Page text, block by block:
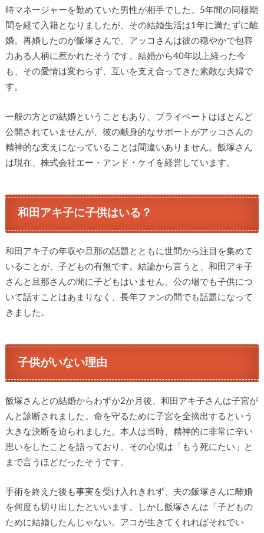
時マネージャーを勤めていた男性が相手でした。5年間の同棲期
間を経て入籍となりましたが、その結婚生活は1年に満たずに離
婚。再婚したのが飯塚さんで、アッコさんは彼の穏やかで包容
力ある人柄に惹かれたそうです。結婚から40年以上経った今
も、その愛情は変わらず、互いを支え合ってきた素敵な夫婦で
す。
一般の方との結婚ということもあり、プライベートはほとんど
公開されていませんが、彼の献身的なサポートがアッコさんの
精神的な支えになっていることは間違いありません。飯塚さん
は現在、株式会社エー・アンド・ケイを経営しています。
和田アキ子に子供はいる？
和田アキ子の年収や旦那の話題とともに世間から注目を集めて
いることが、子どもの有無です。結論から言うと、和田アキ子
さんと旦那さんの間に子どもはいません。公の場でも子供につ
いて話すことはあまりなく、長年ファンの間でも話題になって
きました。
子供がいない理由
飯塚さんとの結婚からわずか2か月後、和田アキ子さんは子宮が
んと診断されました。命を守るために子宮を全摘出するという
大きな決断を迫られました。本人は当時、精神的に非常に辛い
思いをしたことを語っており、その心境は「もう死にたい」と
まで言うほどだったそうです。
手術を終えた後も事実を受け入れきれず、夫の飯塚さんに離婚
を何度も切り出したといいます。しかし飯塚さんは「子どもの
ために結婚したんじゃない。アコが生きてくれればそれでい